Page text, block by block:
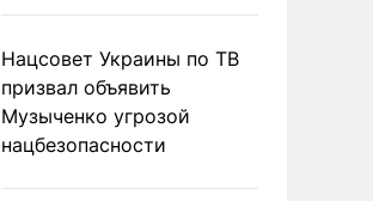
Нацсовет Украины по ТВ
призвал объявить
Музыченко угрозой
нацбезопасности